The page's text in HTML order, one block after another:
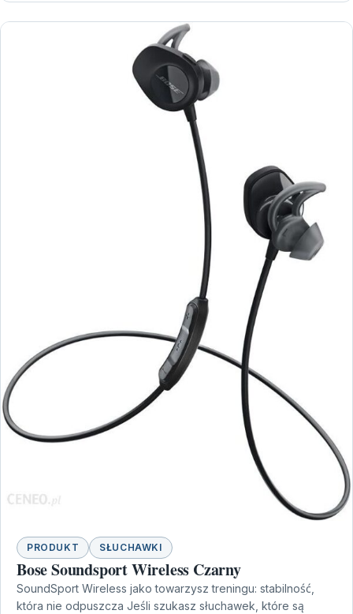
PRODUKT SŁUCHAWKI
Bose Soundsport Wireless Czarny
SoundSport Wireless jako towarzysz treningu: stabilność,
która nie odpuszcza Jeśli szukasz słuchawek, które są